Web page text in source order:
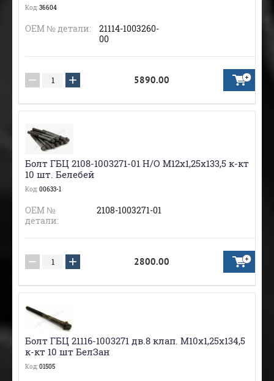
Код:36604
ОЕМ № детали:
21114-1003260-
00
− + 5890.00
Болт ГБЦ 2108-1003271-01 Н/О М12х1,25х133,5 к-кт
10 шт. Белебей
Код:00633-1
ОЕМ №
детали:
2108-1003271-01
− + 2800.00
Болт ГБЦ 21116-1003271 дв.8 клап. М10х1,25х134,5
к-кт 10 шт БелЗан
Код:01505